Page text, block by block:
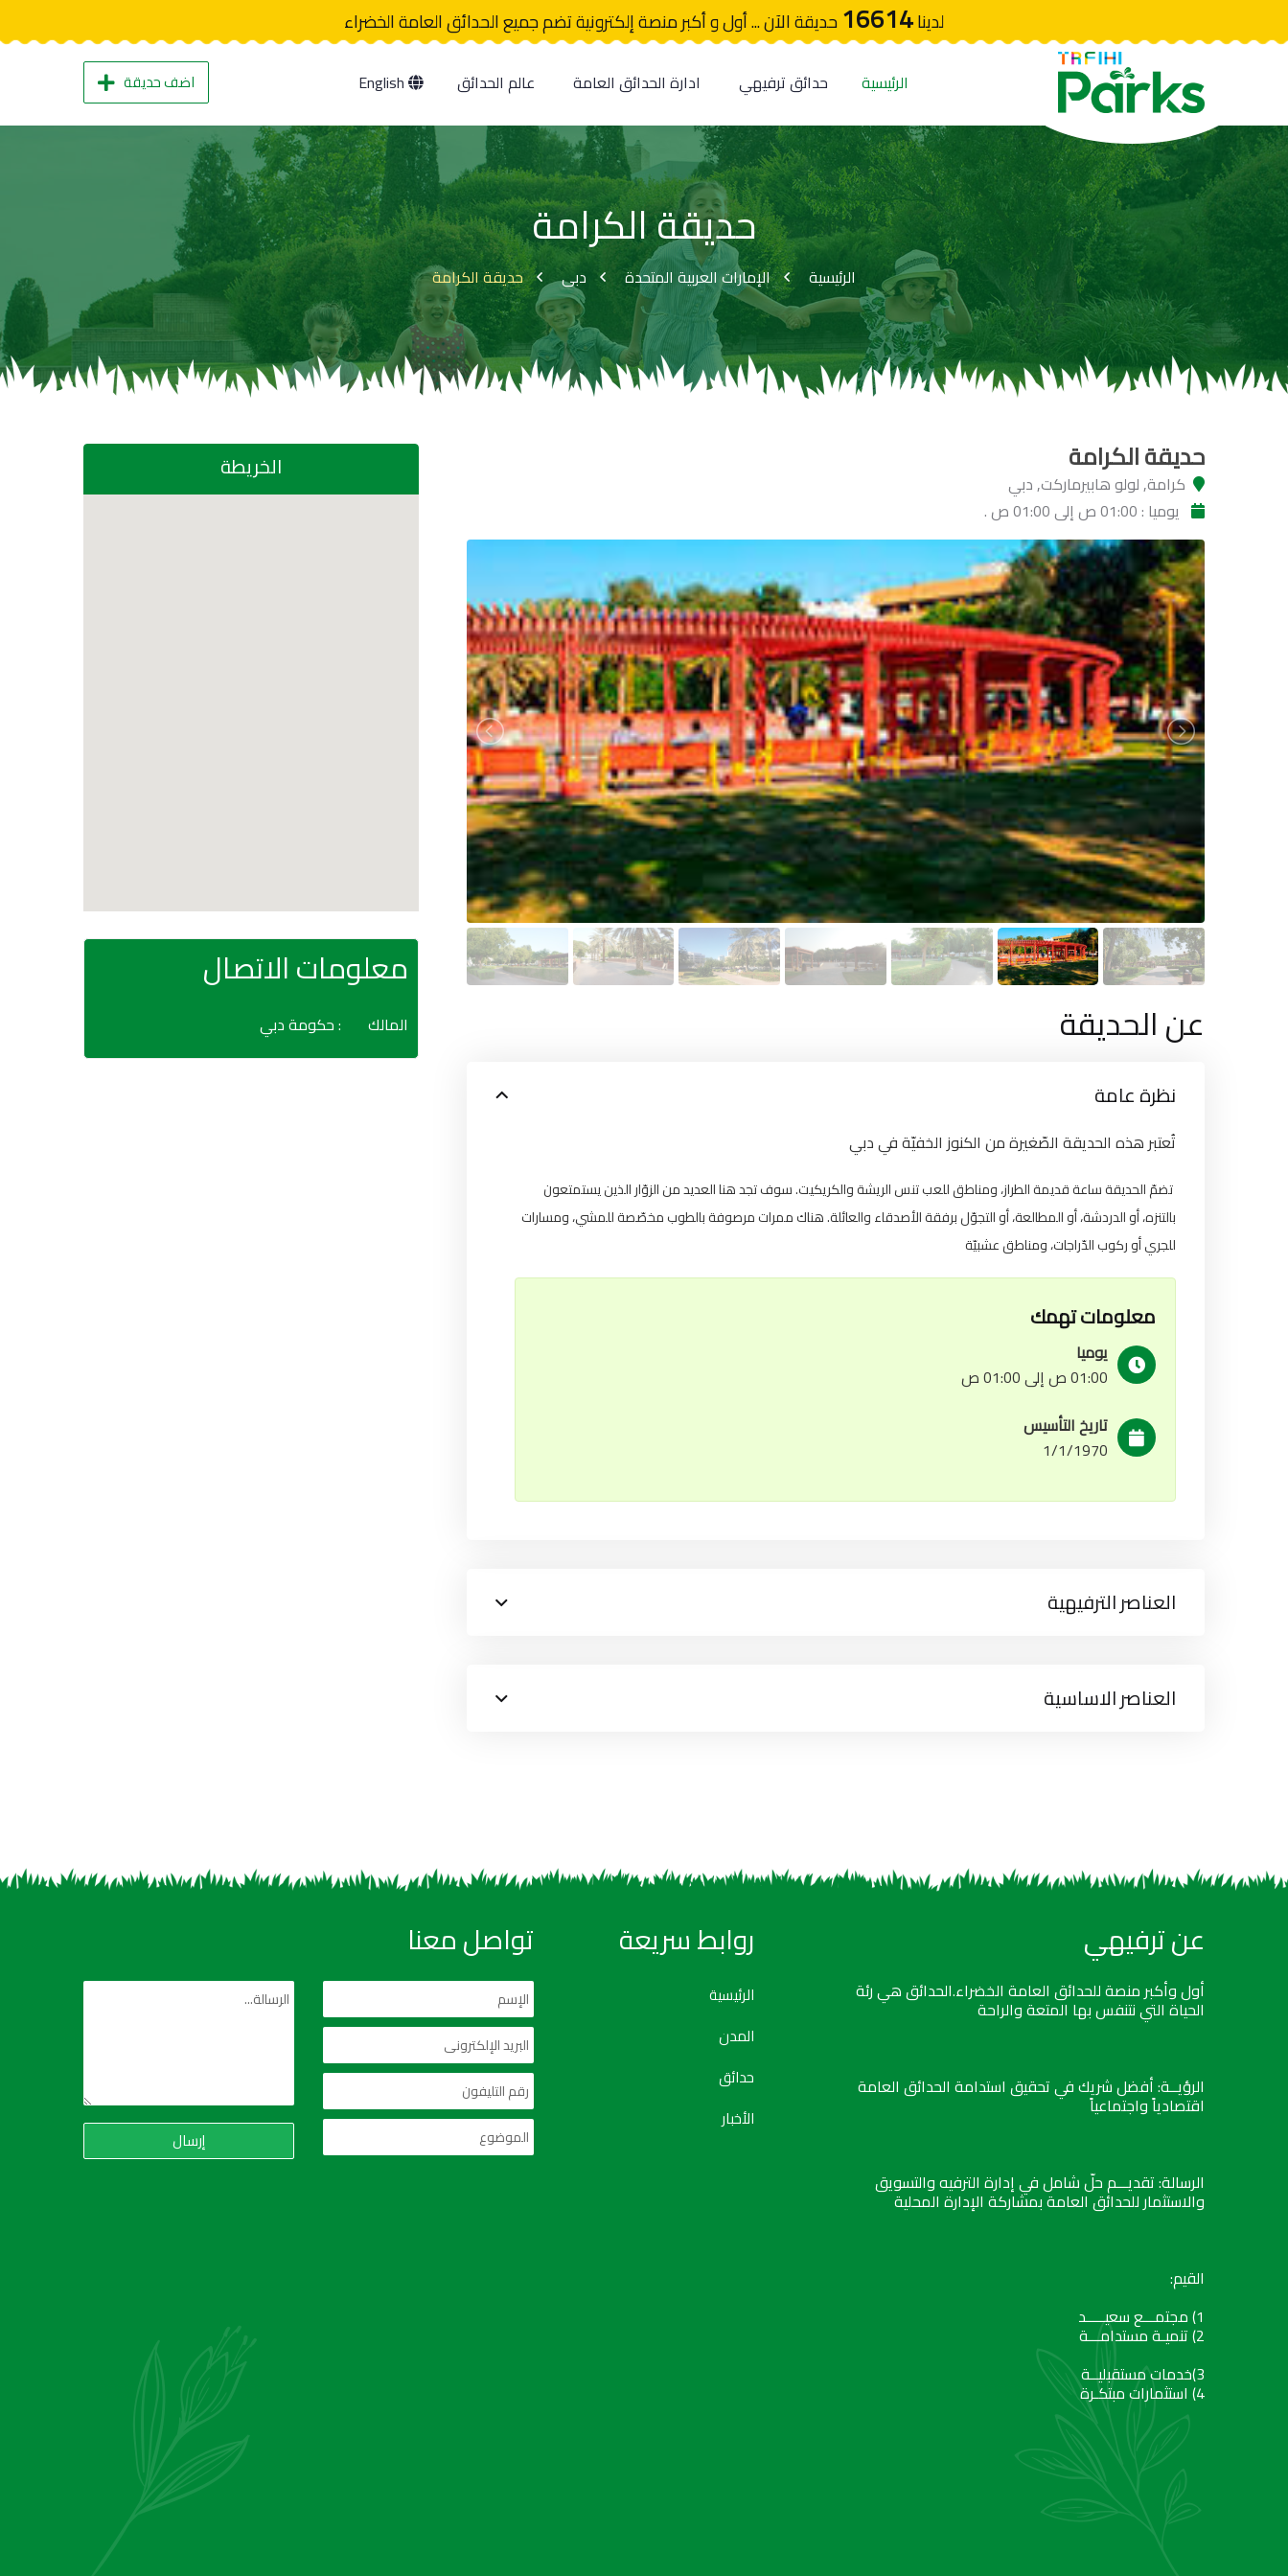
لدينا16614حديقة الآن ... أول و أكبر منصة إلكترونية تضم جميع الحدائق العامة الخضراء
الرئيسية حدائق ترفيهي ادارة الحدائق العامة عالم الحدائق اضف حديقة
حديقة الكرامة
الرئيسية الإمارات العربية المتحدة دبى حديقة الكرامة
حديقة الكرامة
كرامة, لولو هابيرماركت, دبي
يوميا : 01:00 ص إلى 01:00 ص .
عن الحديقة
نظرة عامة
تُعتبر هذه الحديقة الصّغيرة من الكنوز الخفيّة في دبي
تضمّ الحديقة ساعة قديمة الطراز، ومناطق للعب تنس الريشة والكريكيت. سوف تجد هنا العديد من الزوّار الذين يستمتعون
بالتنزه، أو الدردشة، أو المطالعة، أو التجوّل برفقة الأصدقاء والعائلة. هناك ممرات مرصوفة بالطوب مخصّصة للمشي، ومسارات
للجري أو ركوب الدّراجات، ومناطق عشبيّة
معلومات تهمك
يوميا
01:00 ص إلى 01:00 ص
تاريخ التأسيس
1/1/1970
العناصر الترفيهية
العناصر الاساسية
الخريطة
معلومات الاتصال
المالك : حكومة دبي
عن ترفيهي
أول وأكبر منصة للحدائق العامة الخضراء.الحدائق هي رئة
الحياة التي نتنفس بها المتعة والراحة
الرؤيــة: أفضل شريك في تحقيق استدامة الحدائق العامة
اقتصادياً واجتماعياً
الرسالة: تقديـــم حلّ شامل في إدارة الترفيه والتسويق
والاستثمار للحدائق العامة بمشاركة الإدارة المحلية
القيم:
1) مجتمـــع سعيـــــد
2) تنميـة مستدامـــة
3)خدمات مستقبليــة
4) استثمارات مبتكـرة
روابط سريعة
الرئيسية
المدن
حدائق
الأخبار
تواصل معنا
إرسال